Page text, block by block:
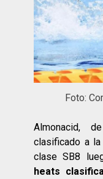
Foto:
Almonacid,
clasificado a
clase SB8
heats